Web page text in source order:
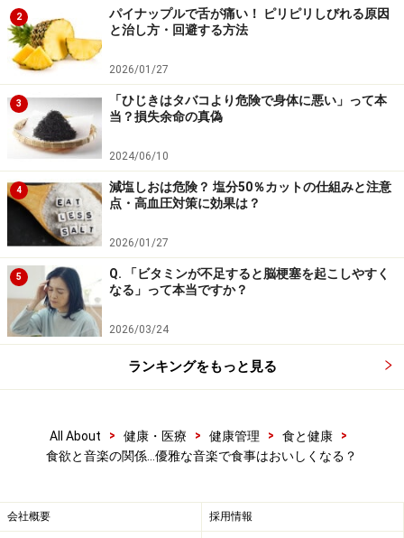
と食欲が上がり、嫌いな音楽や日常の騒音の中ではおい
しいと感じないという結果が出たというのです。
好きな音楽を聴いて気分が高揚した状態は、脳では、そ
こにあるものすべてが「好き」だと思うように錯覚する
のかもしれませんね。
音楽で食欲増進！ 食卓に相応しい音楽の選
び方
1人で食事するのであれば「好き」な音楽を選ぶことは
簡単ですが、複数が集まっての食事では好みが分かれま
す。もう一つ興味深い研究を紹介しましょう。
日本家政学会63回大会(2011年)でのセッション
で「騒が
「騒がしい洋楽」では食欲が下がったそうです。「クラ
ないかとも思いますが、原文のまま記します）」「高尚
性」が高く、「騒がしい音楽」では「優和性」が低かっ
2
パイナップルで舌が痛い！ ピリピリしびれる原因
と治し方・回避する方法
2026/01/27
3
「ひじきはタバコより危険で身体に悪い」って本
当？損失余命の真偽
2024/06/10
4
減塩しおは危険？ 塩分50％カットの仕組みと注意
点・高血圧対策に効果は？
2026/01/27
5
Q. 「ビタミンが不足すると脳梗塞を起こしやすく
なる」って本当ですか？
2026/03/24
ランキングをもっと見る
All About > 健康・医療 > 健康管理 > 食と健康
>
食欲と音楽の関係…優雅な音楽で食事はおいしくなる？
会社概要 採用情報